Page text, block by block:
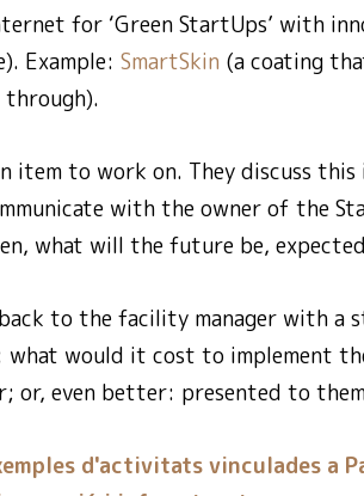
for ‘Green StartUps’ with
Example: SmartSkin (a coating
through).
item to work on. They discuss
with the owner of the
what will the future be,
to the facility manager with a
would it cost to implement
or, even better: presented to
d'activitats vinculades a